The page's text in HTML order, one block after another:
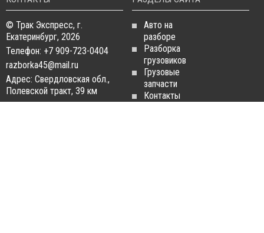
© Трак Экспресс, г.
Екатеринбург, 2026
Телефон: +7 909-723-0404
razborka45@mail.ru
Адрес: Свердловская обл.,
Полевской тракт, 39 км
Авто на
разборе
Разборка
грузовиков
Грузовые
запчасти
Контакты